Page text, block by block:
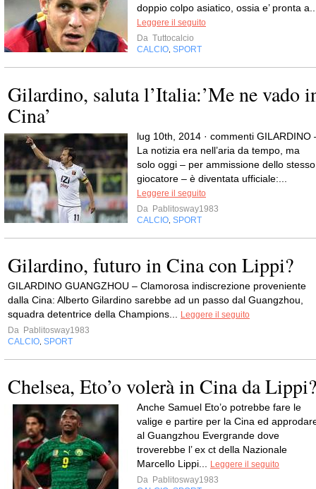
doppio colpo asiatico, ossia e’ pronta
Leggere il seguito
Da Tuttocalcio
CALCIO SPORT
Gilardino, saluta l’Italia:’Me ne vado
Cina’
lug 10th, 2014 · commenti GILARDINO
La notizia era nell’aria da tempo, ma
solo oggi – per ammissione dello stesso
giocatore – è diventata ufficiale:...
Leggere il seguito
Da Pablitosway1983
CALCIO SPORT
Gilardino, futuro in Cina con Lippi?
GILARDINO GUANGZHOU – Clamorosa indiscrezione proveniente
dalla Cina: Alberto Gilardino sarebbe ad un passo dal Guangzhou,
squadra detentrice della Champions...
Leggere il seguito
Da Pablitosway1983
CALCIO SPORT
Chelsea, Eto’o volerà in Cina da Lippi?
Anche Samuel Eto’o potrebbe fare le
valige e partire per la Cina ed
al Guangzhou Evergrande dove
troverebbe l’ ex ct della Nazionale
Marcello Lippi...
Leggere il seguito
Da Pablitosway1983